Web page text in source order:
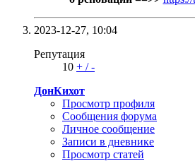
2023-12-27, 10:04
Репутация
10 + /-
ДонКихот
Просмотр профиля
Сообщения форума
Личное сообщение
Записи в дневнике
Просмотр статей